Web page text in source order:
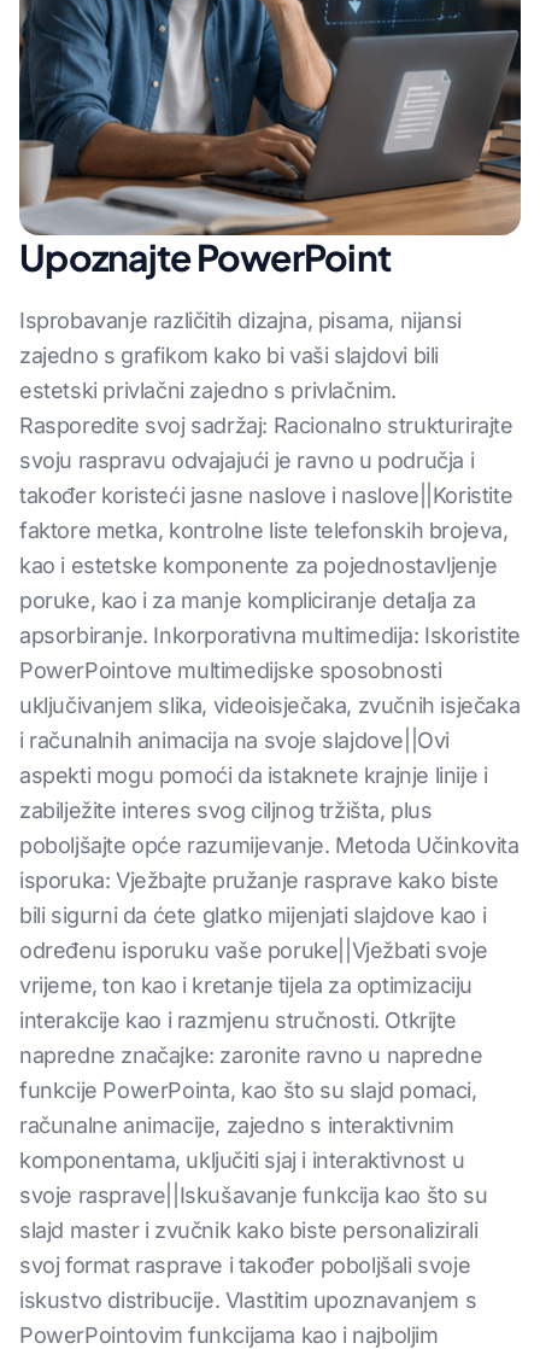
Upoznajte PowerPoint
Isprobavanje različitih dizajna, pisama, nijansi
zajedno s grafikom kako bi vaši slajdovi bili
estetski privlačni zajedno s privlačnim.
Rasporedite svoj sadržaj: Racionalno strukturirajte
svoju raspravu odvajajući je ravno u područja i
također koristeći jasne naslove i naslove||Koristite
faktore metka, kontrolne liste telefonskih brojeva,
kao i estetske komponente za pojednostavljenje
poruke, kao i za manje kompliciranje detalja za
apsorbiranje. Inkorporativna multimedija: Iskoristite
PowerPointove multimedijske sposobnosti
uključivanjem slika, videoisječaka, zvučnih isječaka
i računalnih animacija na svoje slajdove||Ovi
aspekti mogu pomoći da istaknete krajnje linije i
zabilježite interes svog ciljnog tržišta, plus
poboljšajte opće razumijevanje. Metoda Učinkovita
isporuka: Vježbajte pružanje rasprave kako biste
bili sigurni da ćete glatko mijenjati slajdove kao i
određenu isporuku vaše poruke||Vježbati svoje
vrijeme, ton kao i kretanje tijela za optimizaciju
interakcije kao i razmjenu stručnosti. Otkrijte
napredne značajke: zaronite ravno u napredne
funkcije PowerPointa, kao što su slajd pomaci,
računalne animacije, zajedno s interaktivnim
komponentama, uključiti sjaj i interaktivnost u
svoje rasprave||Iskušavanje funkcija kao što su
slajd master i zvučnik kako biste personalizirali
svoj format rasprave i također poboljšali svoje
iskustvo distribucije. Vlastitim upoznavanjem s
PowerPointovim funkcijama kao i najboljim